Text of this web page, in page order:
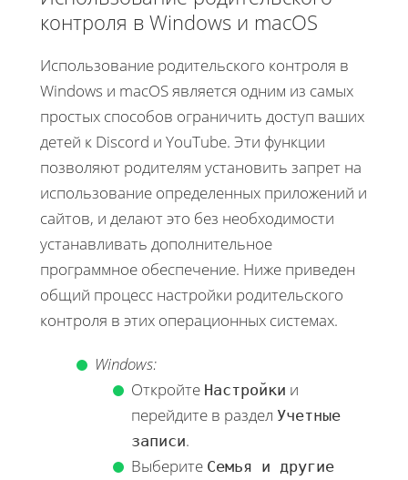
контроля в Windows и macOS
Использование родительского контроля в
Windows и macOS является одним из самых
простых способов ограничить доступ ваших
детей к Discord и YouTube. Эти функции
позволяют родителям установить запрет на
использование определенных приложений и
сайтов, и делают это без необходимости
устанавливать дополнительное
программное обеспечение. Ниже приведен
общий процесс настройки родительского
контроля в этих операционных системах.
Windows:
Откройте Настройки и
перейдите в раздел Учетные
записи.
Выберите Семья и другие